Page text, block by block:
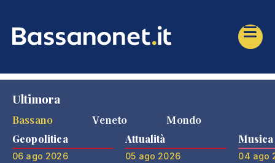
Ultimora
Bassano
Veneto Mondo
Geopolitica
06 ago 2026
Attualità
05 ago 2026
Musica
04 ago